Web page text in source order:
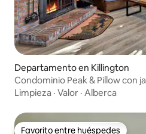
Departamento en Killington
Condominio Peak & Pillow con
Limpieza · Valor · Alberca
Favorito entre huéspedes